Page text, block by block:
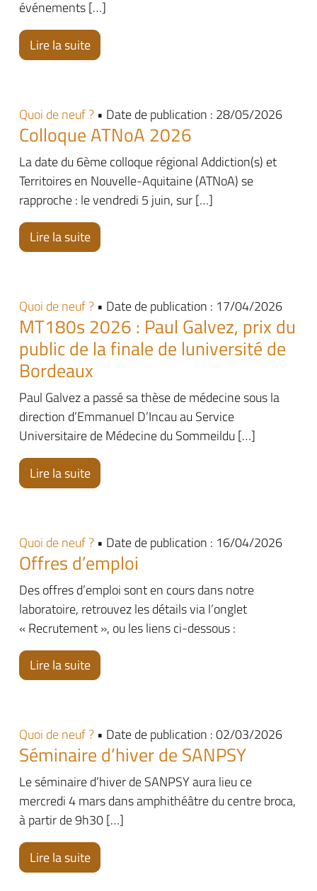
événements […]
Lire la suite
Quoi de neuf ? • Date de publication : 28/05/2026
Colloque ATNoA 2026
La date du 6ème colloque régional Addiction(s) et
Territoires en Nouvelle-Aquitaine (ATNoA) se
rapproche : le vendredi 5 juin, sur […]
Lire la suite
Quoi de neuf ? • Date de publication : 17/04/2026
MT180s 2026 : Paul Galvez, prix du
public de la finale de luniversité de
Bordeaux
Paul Galvez a passé sa thèse de médecine sous la
direction d’Emmanuel D’Incau au Service
Universitaire de Médecine du Sommeildu […]
Lire la suite
Quoi de neuf ? • Date de publication : 16/04/2026
Offres d’emploi
Des offres d’emploi sont en cours dans notre
laboratoire, retrouvez les détails via l’onglet
« Recrutement », ou les liens ci-dessous :
Lire la suite
Quoi de neuf ? • Date de publication : 02/03/2026
Séminaire d’hiver de SANPSY
Le séminaire d’hiver de SANPSY aura lieu ce
mercredi 4 mars dans amphithéâtre du centre broca,
à partir de 9h30 […]
Lire la suite